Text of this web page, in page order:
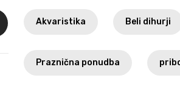
Akvaristika Beli dihurji
Praznična ponudba